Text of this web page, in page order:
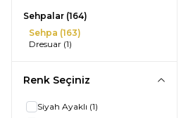
Sehpalar (164)
Sehpa (163)
Dresuar (1)
Renk Seçiniz
Siyah Ayaklı (1)